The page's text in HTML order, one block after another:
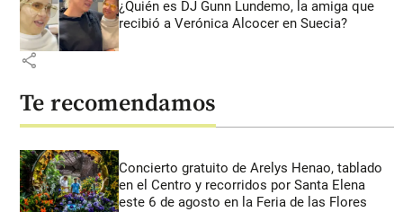
¿Quién es DJ Gunn Lundemo, la amiga que
recibió a Verónica Alcocer en Suecia?
share
Te recomendamos
Concierto gratuito de Arelys Henao, tablado
en el Centro y recorridos por Santa Elena
este 6 de agosto en la Feria de las Flores